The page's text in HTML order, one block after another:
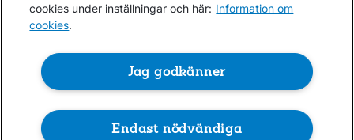
Om penningtvättslagen
Lättläst
cookies under inställningar och här: Information om
cookies.
Jag godkänner
Endast nödvändiga